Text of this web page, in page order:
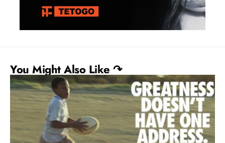
You Might Also Like ↷